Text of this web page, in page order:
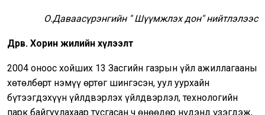
О.Даваасүрэнгийн " Шүүмжлэх дон" нийтлэлээс
Дөрөв. Хорин жилийн хүлээлт
2004 оноос хойших 13 Засгийн газрын үйл ажиллагааны
хөтөлбөрт нэмүү өртөг шингэсэн, уул уурхайн
бүтээгдэхүүн үйлдвэрлэх үйлдвэрлэл, технологийн
парк байгуулахаар тусгасан ч өнөөдөр нүдэнд үзэгдэж,